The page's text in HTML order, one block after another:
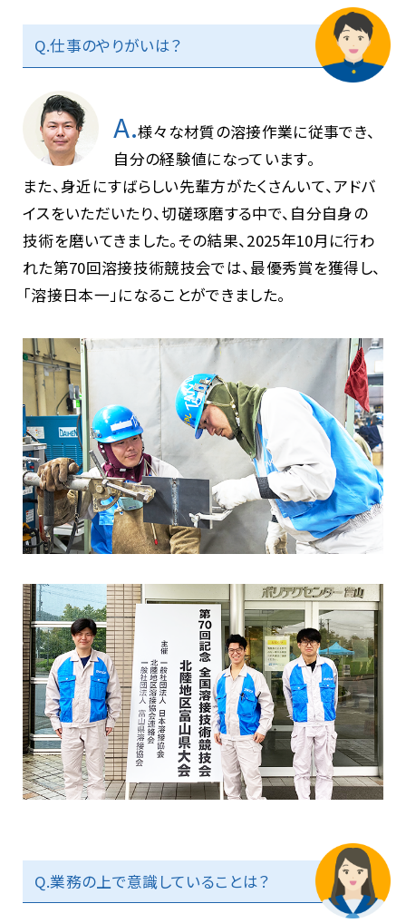
Q.仕事のやりがいは？
A.様々な材質の溶接作業に従事でき、
自分の経験値になっています。
また、身近にすばらしい先輩方がたくさんいて、アドバ
イスをいただいたり、切磋琢磨する中で、自分自身の
技術を磨いてきました。その結果、2025年10月に行わ
れた第70回溶接技術競技会では、最優秀賞を獲得し、
「溶接日本一」になることができました。
Q.業務の上で意識していることは？